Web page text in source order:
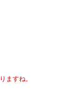
ますね。